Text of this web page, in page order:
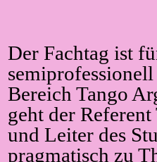
Der Fachtag ist
Bereich Tango
geht der
und Leiter des
pragmatisch zu